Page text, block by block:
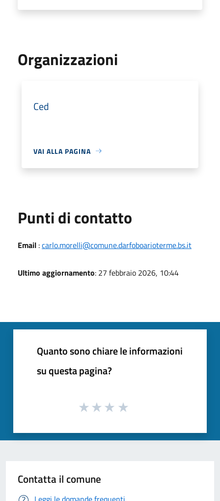
Organizzazioni
Ced
VAI ALLA PAGINA
Punti di contatto
Email :carlo.morelli@comune.darfoboarioterme.bs.it
Ultimo aggiornamento: 27 febbraio 2026, 10:44
Quanto sono chiare le informazioni
su questa pagina?
Contatta il comune